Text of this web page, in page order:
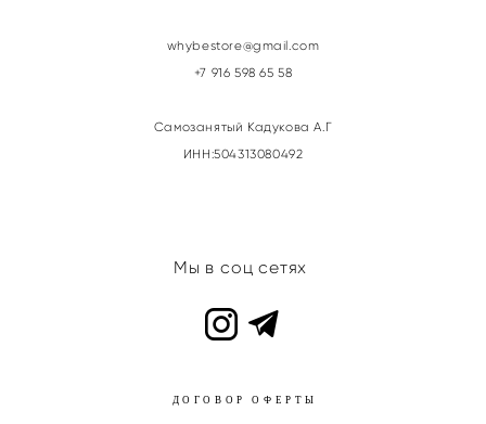
whybestore@gmail.com
+7 916 598 65 58
Самозанятый Кадукова А.Г
ИНН:504313080492
Мы в соц сетях
ДОГОВОР ОФЕРТЫ